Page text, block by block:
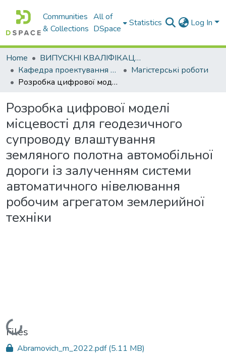
Communities
& Collections
All of
DSpace
Statistics Log In
Home
ВИПУСКНІ КВАЛІФІКАЦІЙНІ РОБОТИ
Кафедра проектування доріг, геодезії і землеустрою
Магістерські роботи
Розробка цифрової моделі місцевості для геодезичного супроводу влаштування земляного полотна автомобільної дороги із залученням системи автоматичного нівелювання робочим агрегатом землерийної техніки
Розробка цифрової моделі
місцевості для геодезичного
супроводу влаштування
земляного полотна автомобільної
дороги із залученням системи
автоматичного нівелювання
робочим агрегатом землерийної
техніки
Loading...
Files
Abramovich_m_2022.pdf(5.11 MB)